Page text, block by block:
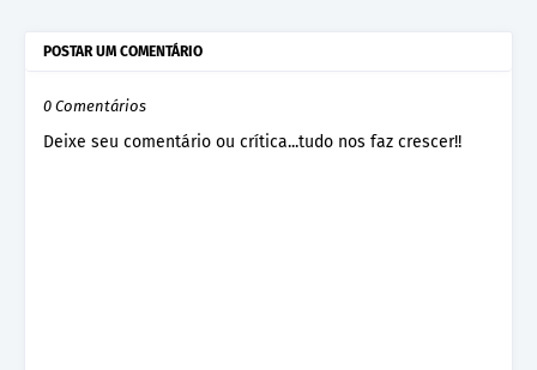
POSTAR UM COMENTÁRIO
0 Comentários
Deixe seu comentário ou crítica...tudo nos faz crescer!!